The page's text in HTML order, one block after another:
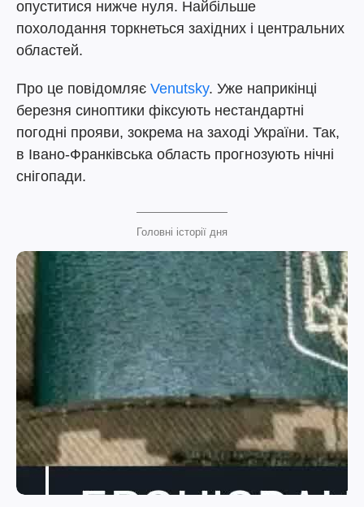
опуститися нижче нуля. Найбільше
похолодання торкнеться західних і центральних
областей.
Про це повідомляє Venutsky. Уже наприкінці
березня синоптики фіксують нестандартні
погодні прояви, зокрема на заході України. Так,
в Івано-Франківська область прогнозують нічні
снігопади.
Головні історії дня